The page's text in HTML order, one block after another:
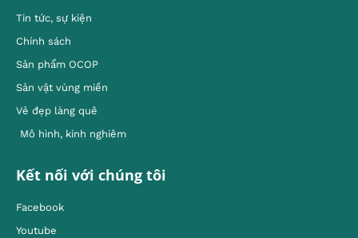
Tin tức, sự kiện
Chính sách
Sản phẩm OCOP
Sản vật vùng miền
Vẻ đẹp làng quê
Mô hình, kinh nghiêm
Kết nối với chúng tôi
Facebook
Youtube